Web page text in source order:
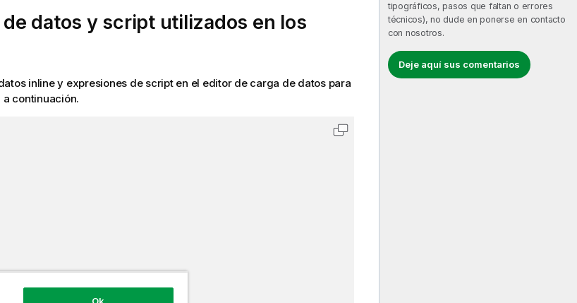
tipográficos, pasos que faltan o errores
técnicos), no dude en ponerse en contacto
con nosotros.
Deje aquí sus comentarios
datos y script utilizados en los
inline y expresiones de script en el editor de carga de datos para
a continuación.
Copiar código en el portapapeles